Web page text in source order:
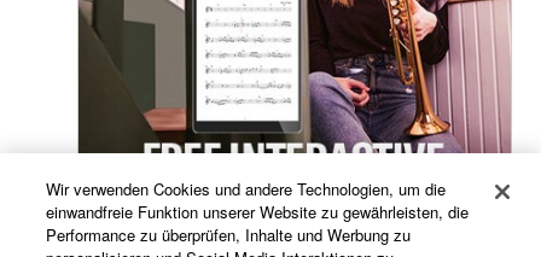
Wir verwenden Cookies und andere Technologien, um die
einwandfreie Funktion unserer Website zu gewährleisten, die
Performance zu überprüfen, Inhalte und Werbung zu